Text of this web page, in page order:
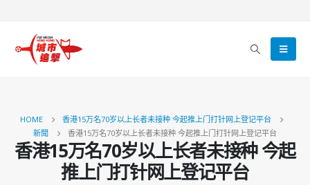
HOME
香港15万名70岁以上长者未接种 今起推上门打针网上登记平台
新聞
香港15万名70岁以上长者未接种 今起推上门打针网上登记平台
香港15万名70岁以上长者未接种 今起
推上门打针网上登记平台